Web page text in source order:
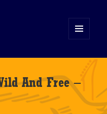
WIDGETS
And Free –